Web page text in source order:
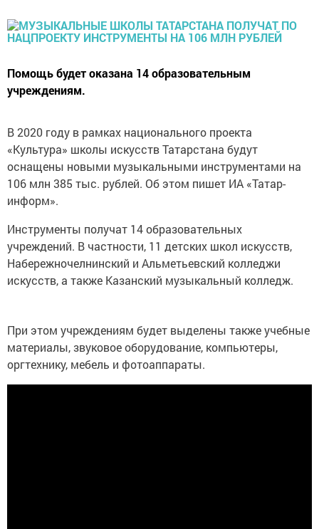
Помощь будет оказана 14 образовательным
учреждениям.
В 2020 году в рамках национального проекта
«Культура» школы искусств Татарстана будут
оснащены новыми музыкальными инструментами на
106 млн 385 тыс. рублей. Об этом пишет ИА «Татар-
информ».
Инструменты получат 14 образовательных
учреждений. В частности, 11 детских школ искусств,
Набережночелнинский и Альметьевский колледжи
искусств, а также Казанский музыкальный колледж.
При этом учреждениям будет выделены также учебные
материалы, звуковое оборудование, компьютеры,
оргтехнику, мебель и фотоаппараты.